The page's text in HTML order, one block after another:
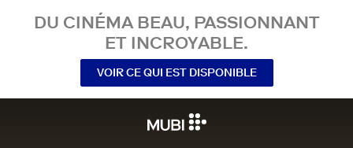
DU CINÉMA BEAU, PASSIONNANT
ET INCROYABLE.
VOIR CE QUI EST DISPONIBLE